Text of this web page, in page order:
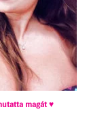
magát ♥